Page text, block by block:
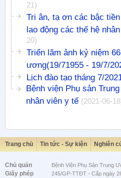
21)
Tri ân, tạ ơn các bậc
lao động các thế hệ
20)
Triển lãm ảnh kỷ niệm
ương(19/71955 - 19/7/
Lịch đào tạo tháng 7/
Bệnh viện Phụ sản
nhân viên y tế (2021-06-
Trang chủ Tin tức - Sự kiện Nghiên
Chủ quản Bệnh Viện Phụ Sản Trung
Giấy phép 245/GP-TTĐT - Cấp ngày